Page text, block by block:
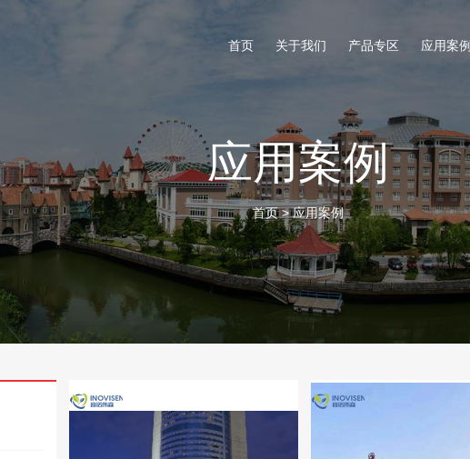
首页 关于我们 产品专区 应用案例
应用案例
首页>应用案例